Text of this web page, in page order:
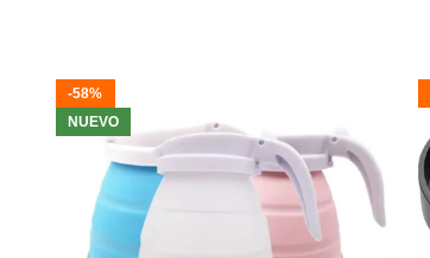
10 bolsas de vacío, inicia cuando lo
recibas.
Automático, fácil de usar y compacto.
Mantén tu comida fresca durante más
-58%
NUEVO